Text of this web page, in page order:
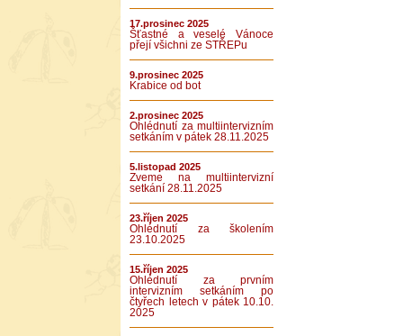
17.prosinec 2025
Šťastné a veselé Vánoce
přejí všichni ze STŘEPu
9.prosinec 2025
Krabice od bot
2.prosinec 2025
Ohlédnutí za multiintervizním
setkáním v pátek 28.11.2025
5.listopad 2025
Zveme na multiintervizní
setkání 28.11.2025
23.říjen 2025
Ohlédnutí za školením
23.10.2025
15.říjen 2025
Ohlédnutí za prvním
intervizním setkáním po
čtyřech letech v pátek 10.10.
2025